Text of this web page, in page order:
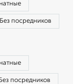
Без посредников
Без посредников